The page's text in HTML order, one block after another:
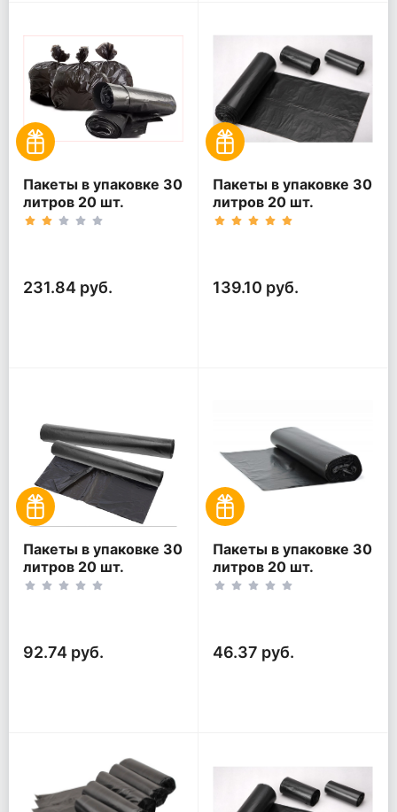
Пакеты в упаковке 30
литров 20 шт.
(20шт*5рул)
231.84 руб.
Пакеты в упаковке 30
литров 20 шт.
(20шт*3рул)
139.10 руб.
Пакеты в упаковке 30
литров 20 шт.
(20шт*2рул)
92.74 руб.
Пакеты в упаковке 30
литров 20 шт.
(20шт*1рул)
46.37 руб.